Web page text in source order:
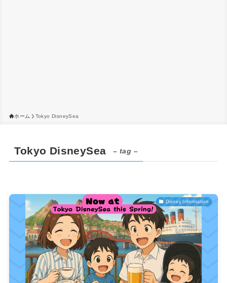
ホーム Tokyo DisneySea
Tokyo DisneySea – tag –
Disney Information